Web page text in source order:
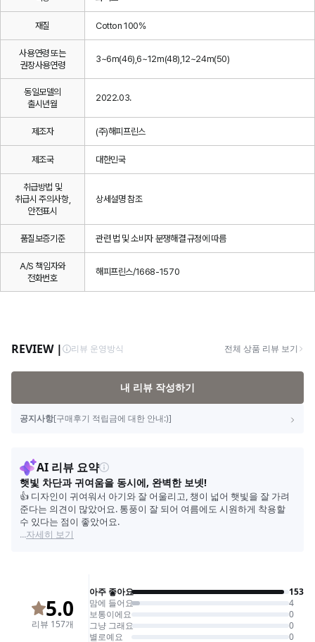
재질 Cotton 100%
사용연령 또는
권장사용연령
3~6m(46),6~12m(48),12~24m(50)
동일모델의
출시년월
2022.03.
제조자 (주)해피프린스
제조국 대한민국
취급방법 및
취급시 주의사항,
안전표시
상세설명 참조
품질보증기준 관련 법 및 소비자 분쟁해결 규정에 따름
A/S 책임자와
전화번호
해피프린스/1668-1570